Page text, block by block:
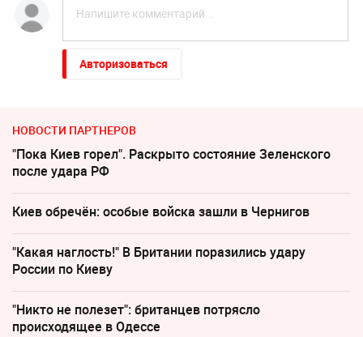
Авторизоваться
НОВОСТИ ПАРТНЕРОВ
"Пока Киев горел". Раскрыто состояние Зеленского
после удара РФ
Киев обречён: особые войска зашли в Чернигов
"Какая наглость!" В Британии поразились удару
России по Киеву
"Никто не полезет": британцев потрясло
происходящее в Одессе